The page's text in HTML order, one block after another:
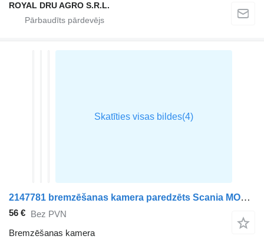
ROYAL DRU AGRO S.R.L.
2147781 bremzēšanas kamera paredzēts Scania MODEL R vilcēja
56 € Bez PVN
Bremzēšanas kamera